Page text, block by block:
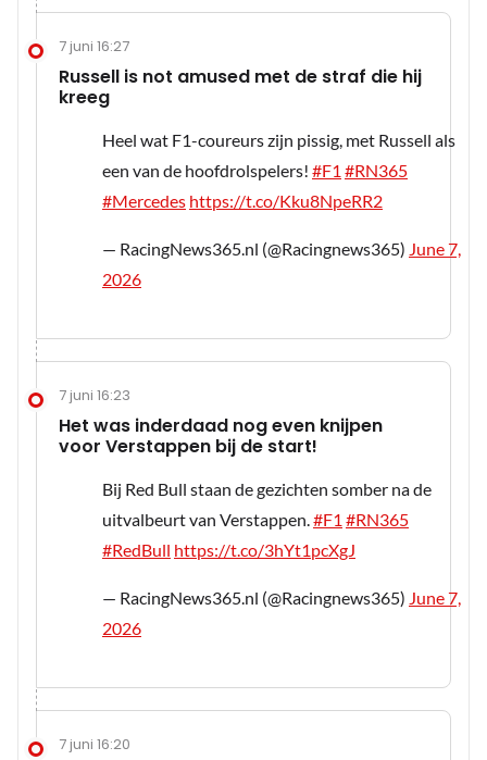
7 juni 16:27
Russell is not amused met de straf die hij
kreeg
Heel wat F1-coureurs zijn pissig, met Russell als
een van de hoofdrolspelers! #F1 #RN365
#Mercedes https://t.co/Kku8NpeRR2
— RacingNews365.nl (@Racingnews365) June 7,
2026
7 juni 16:23
Het was inderdaad nog even knijpen
voor Verstappen bij de start!
Bij Red Bull staan de gezichten somber na de
uitvalbeurt van Verstappen. #F1 #RN365
#RedBull https://t.co/3hYt1pcXgJ
— RacingNews365.nl (@Racingnews365) June 7,
2026
7 juni 16:20